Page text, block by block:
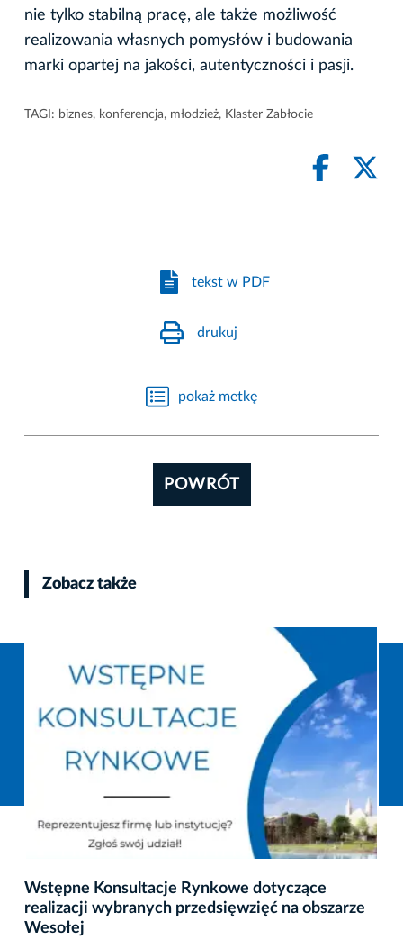
nie tylko stabilną pracę, ale także możliwość
realizowania własnych pomysłów i budowania
marki opartej na jakości, autentyczności i pasji.
TAGI: biznes, konferencja, młodzież, Klaster Zabłocie
tekst w PDF
drukuj
pokaż metkę
POWRÓT
Zobacz także
Wstępne Konsultacje Rynkowe dotyczące
realizacji wybranych przedsięwzięć na obszarze
Wesołej